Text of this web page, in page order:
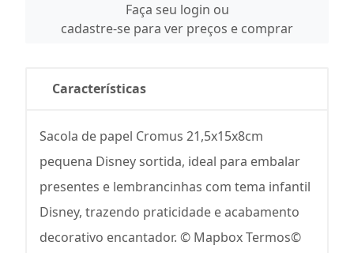
Faça seu login ou
cadastre-se para ver preços e comprar
Características
Sacola de papel Cromus 21,5x15x8cm
pequena Disney sortida, ideal para embalar
presentes e lembrancinhas com tema infantil
Disney, trazendo praticidade e acabamento
decorativo encantador. © Mapbox Termos©